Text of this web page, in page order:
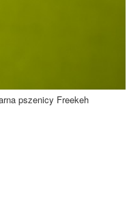
pszenicy Freekeh